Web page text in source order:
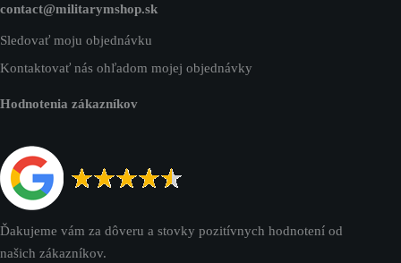
contact@militarymshop.sk
Sledovať moju objednávku
Kontaktovať nás ohľadom mojej objednávky
Hodnotenia zákazníkov
Ďakujeme vám za dôveru a stovky pozitívnych hodnotení od
našich zákazníkov.